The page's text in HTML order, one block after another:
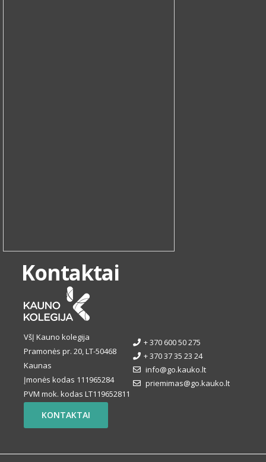
Kontaktai
VšĮ Kauno kolegija
Pramonės pr. 20, LT-50468
Kaunas
Įmonės kodas 111965284
PVM mok. kodas LT119652811
+ 370 600 50 275
+ 370 37 35 23 24
info@go.kauko.lt
priemimas@go.kauko.lt
KONTAKTAI